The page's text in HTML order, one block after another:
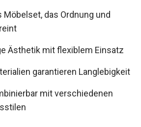
Möbelset, das Ordnung und
Ästhetik mit flexiblem Einsatz
garantieren Langlebigkeit
mit verschiedenen